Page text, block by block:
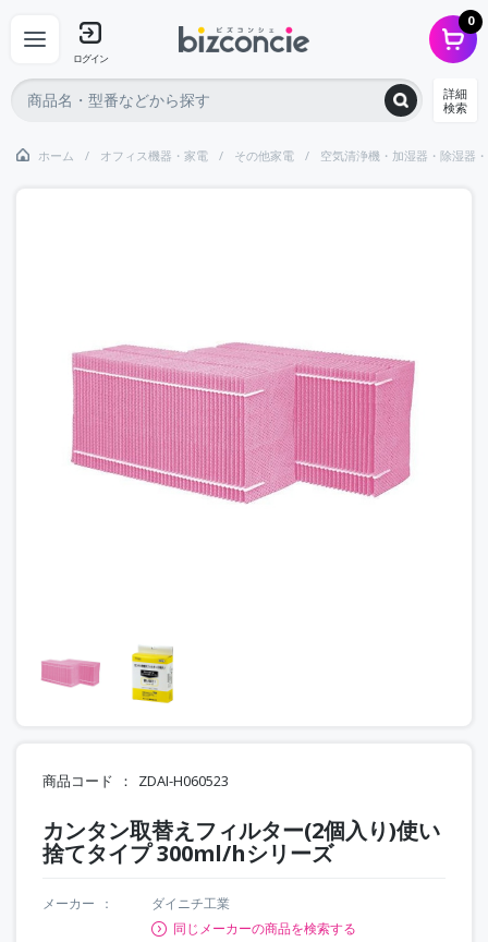
ログイン
0
詳細
検索
ホーム オフィス機器・家電 その他家電 空気清浄機・加湿器・除湿器
商品コード ZDAI-H060523
カンタン取替えフィルター(2個入り)使い
捨てタイプ 300ml/hシリーズ
メーカー
ダイニチ工業
同じメーカーの商品を検索する